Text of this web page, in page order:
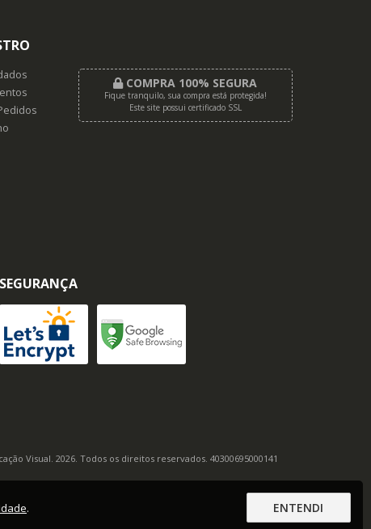
COMPRA 100% SEGURA
Fique tranquilo, sua compra está protegida!
Este site possui certificado SSL
SEGURANÇA
Visual. 2026. Todos os direitos reservados. 40300695000141
. ENTENDI